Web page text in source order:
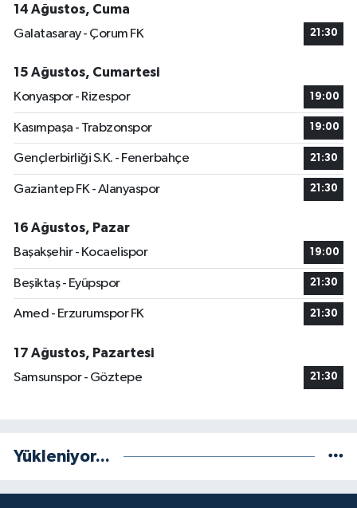
14 Ağustos, Cuma
Galatasaray - Çorum FK
21:30
15 Ağustos, Cumartesi
Konyaspor - Rizespor
19:00
Kasımpaşa - Trabzonspor 19:00
Gençlerbirliği S.K. - Fenerbahçe 21:30
Gaziantep FK - Alanyaspor 21:30
16 Ağustos, Pazar
Başakşehir - Kocaelispor
19:00
Beşiktaş - Eyüpspor 21:30
Amed - Erzurumspor FK 21:30
17 Ağustos, Pazartesi
Samsunspor - Göztepe
21:30
Yükleniyor...